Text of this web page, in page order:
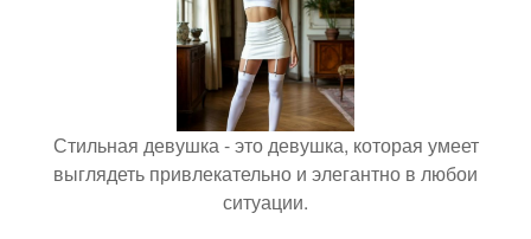
Стильная девушка - это девушка, которая умеет
выглядеть привлекательно и элегантно в любои
ситуации.